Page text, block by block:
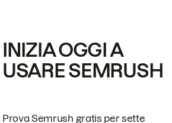
INIZIA OGGI A
USARE SEMRUSH
Prova Semrush gratis per sette